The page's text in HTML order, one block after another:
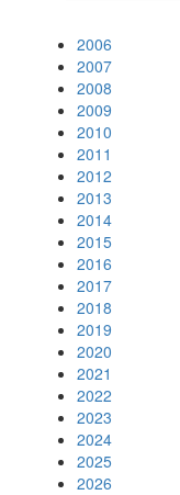
2006
2007
2008
2009
2010
2011
2012
2013
2014
2015
2016
2017
2018
2019
2020
2021
2022
2023
2024
2025
2026